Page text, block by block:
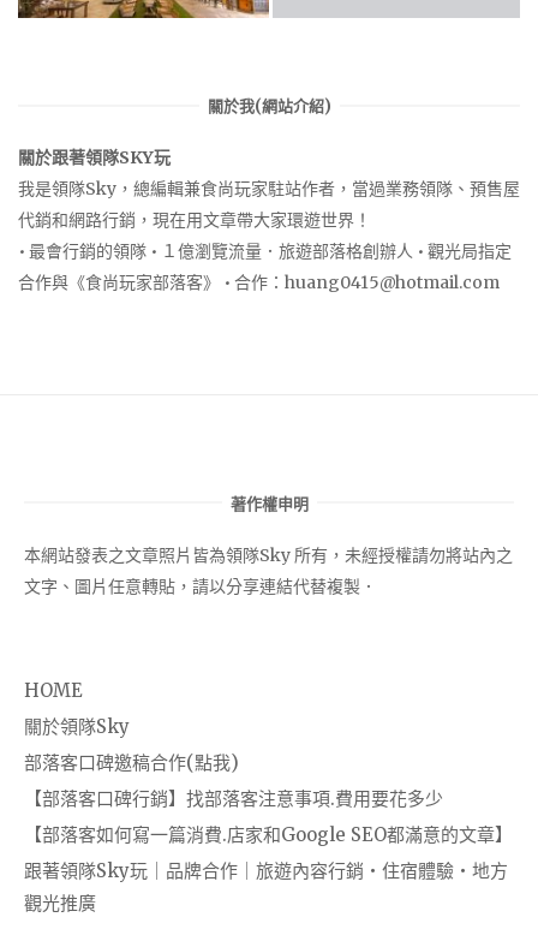
關於我(網站介紹)
關於跟著領隊SKY玩
我是領隊Sky，總編輯兼食尚玩家駐站作者，當過業務領隊、預售屋
代銷和網路行銷，現在用文章帶大家環遊世界！
• 最會行銷的領隊 • １億瀏覽流量．旅遊部落格創辦人 • 觀光局指定
合作與《食尚玩家部落客》 • 合作： huang0415@hotmail.com
著作權申明
本網站發表之文章照片皆為領隊Sky 所有，未經授權請勿將站內之
文字、圖片任意轉貼，請以分享連結代替複製．
HOME
關於領隊Sky
部落客口碑邀稿合作(點我)
【部落客口碑行銷】找部落客注意事項.費用要花多少
【部落客如何寫一篇消費.店家和Google SEO都滿意的文章】
跟著領隊Sky玩｜品牌合作｜旅遊內容行銷・住宿體驗・地方
觀光推廣